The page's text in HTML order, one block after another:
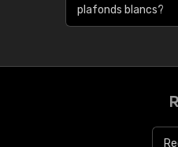
plafonds blancs?